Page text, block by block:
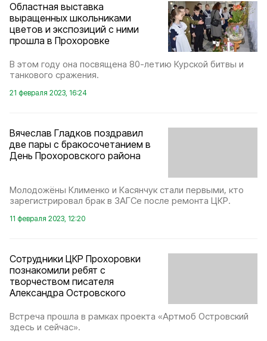
Областная выставка
выращенных школьниками
цветов и экспозиций с ними
прошла в Прохоровке
В этом году она посвящена 80-летию Курской битвы и
танкового сражения.
21 февраля 2023, 16:24
Вячеслав Гладков поздравил
две пары с бракосочетанием в
День Прохоровского района
Молодожёны Клименко и Касянчук стали первыми, кто
зарегистрировал брак в ЗАГСе после ремонта ЦКР.
11 февраля 2023, 12:20
Сотрудники ЦКР Прохоровки
познакомили ребят с
творчеством писателя
Александра Островского
Встреча прошла в рамках проекта «Артмоб Островский
здесь и сейчас».